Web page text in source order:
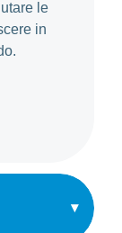
le
in
▾